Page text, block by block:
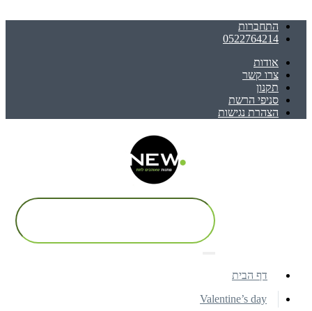
התחברות
0522764214
אודות
צרו קשר
תקנון
סניפי הרשת
הצהרת נגישות
דף הבית
Valentine’s day